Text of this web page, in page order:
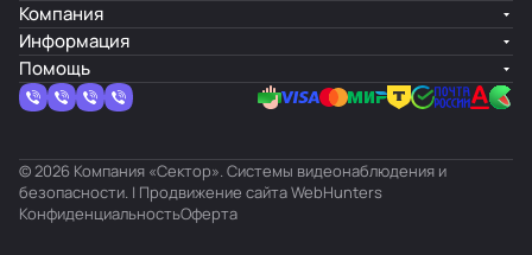
Компания
Информация
Помощь
© 2026 Компания «Сектор». Системы видеонаблюдения и
безопасности. | Продвижение сайтаWebHunters
КонфиденциальностьОферта